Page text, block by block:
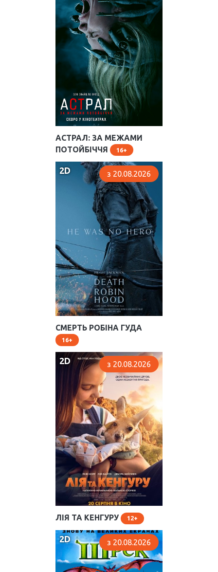
АСТРАЛ: ЗА МЕЖАМИ
ПОТОЙБІЧЧЯ
16
2D з 20.08.2026
СМЕРТЬ РОБІНА ГУДА
16
2D з 20.08.2026
ЛІЯ ТА КЕНГУРУ 12
2D з 20.08.2026